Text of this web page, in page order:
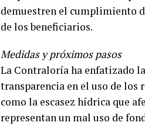
demuestren el cumplimiento
de los beneficiarios.
Medidas y próximos pasos
La Contraloría ha enfatizado
transparencia en el uso de los
como la escasez hídrica que
representan un mal uso de